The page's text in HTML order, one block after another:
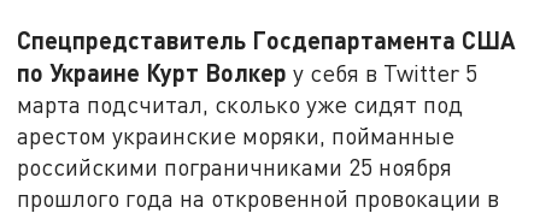
Спецпредставитель Госдепартамента США
по Украине Курт Волкер у себя в Twitter 5
марта подсчитал, сколько уже сидят под
арестом украинские моряки, пойманные
российскими пограничниками 25 ноября
прошлого года на откровенной провокации в